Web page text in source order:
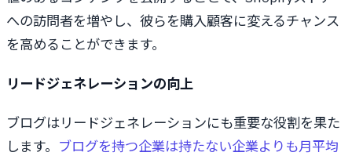
への訪問者を増やし、彼らを購入顧客に変えるチャンス
を高めることができます。
リードジェネレーションの向上
ブログはリードジェネレーションにも重要な役割を果た
します。 ブログを持つ企業は持たない企業よりも月平均